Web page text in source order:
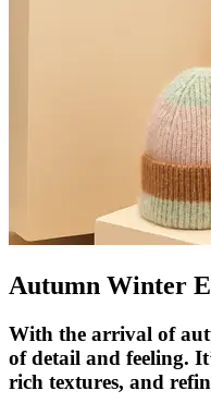
Autumn Winter
With the arrival of
of detail and feeling.
rich textures, and